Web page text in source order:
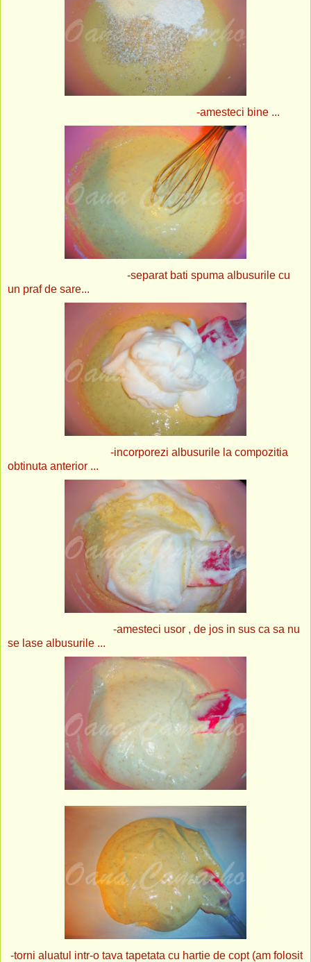
-amesteci bine ...
-separat bati spuma albusurile cu
un praf de sare...
-incorporezi albusurile la compozitia
obtinuta anterior ...
-amesteci usor , de jos in sus ca sa nu
se lase albusurile ...
-torni aluatul intr-o tava tapetata cu hartie de copt (am folosit